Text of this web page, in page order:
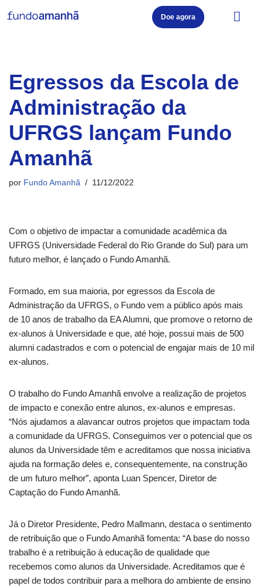
conteúdo
Doe agora
Egressos da Escola de
Administração da
UFRGS lançam Fundo
Amanhã
por Fundo Amanhã 11/12/2022
Com o objetivo de impactar a comunidade acadêmica da
UFRGS (Universidade Federal do Rio Grande do Sul) para um
futuro melhor, é lançado o Fundo Amanhã.
Formado, em sua maioria, por egressos da Escola de
Administração da UFRGS, o Fundo vem a público após mais
de 10 anos de trabalho da EA Alumni, que promove o retorno de
ex-alunos à Universidade e que, até hoje, possui mais de 500
alumni cadastrados e com o potencial de engajar mais de 10 mil
ex-alunos.
O trabalho do Fundo Amanhã envolve a realização de projetos
de impacto e conexão entre alunos, ex-alunos e empresas.
“Nós ajudamos a alavancar outros projetos que impactam toda
a comunidade da UFRGS. Conseguimos ver o potencial que os
alunos da Universidade têm e acreditamos que nossa iniciativa
ajuda na formação deles e, consequentemente, na construção
de um futuro melhor”, aponta Luan Spencer, Diretor de
Captação do Fundo Amanhã.
Já o Diretor Presidente, Pedro Mallmann, destaca o sentimento
de retribuição que o Fundo Amanhã fomenta: “A base do nosso
trabalho é a retribuição à educação de qualidade que
recebemos como alunos da Universidade. Acreditamos que é
papel de todos contribuir para a melhora do ambiente de ensino